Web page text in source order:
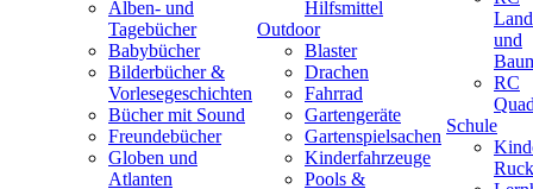
Alben- und
Tagebücher
Babybücher
Bilderbücher &
Vorlesegeschichten
Bücher mit Sound
Freundebücher
Globen und
Atlanten
Hilfsmittel
Outdoor
Blaster
Drachen
Fahrrad
Gartengeräte
Gartenspielsachen
Kinderfahrzeuge
Pools &
und
RC
Schule